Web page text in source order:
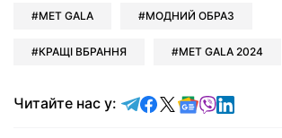
MET GALA МОДНИЙ ОБРАЗ
КРАЩІ ВБРАННЯ MET GALA 2024
Читайте нас у: Читайте у Telegram
Читайте у
Читайте у X
Читайте у
Читайте